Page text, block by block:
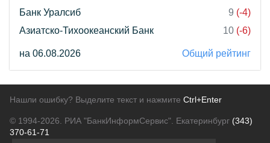
Банк Уралсиб
9 (-4)
Азиатско-Тихоокеанский Банк
10 (-6)
на 06.08.2026 Общий рейтинг
Нашли ошибку? Выделите текст и нажмите Ctrl+Enter
© 1994-2026. РИА "БанкИнформСервис". Екатеринбург (343)
370-61-71